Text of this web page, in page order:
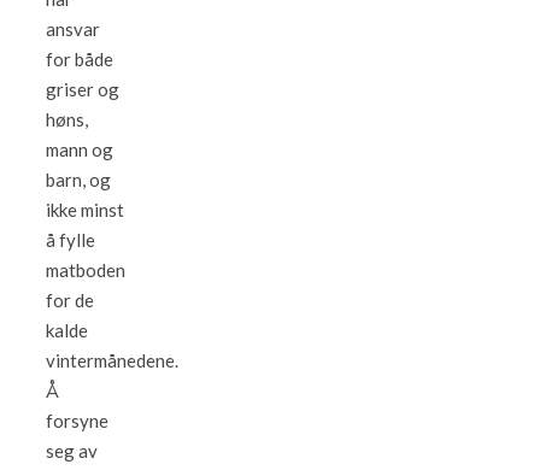
ansvar
for både
griser og
høns,
mann og
barn, og
ikke minst
å fylle
matboden
for de
kalde
vintermånedene.
Å
forsyne
seg av